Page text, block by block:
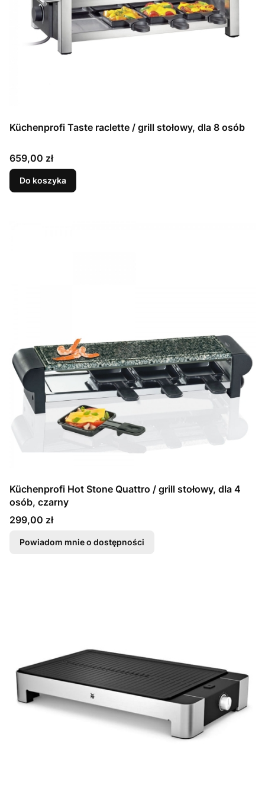
Küchenprofi Taste raclette / grill stołowy, dla 8 osób
Cena
659,00 zł
Do koszyka
Küchenprofi Hot Stone Quattro / grill stołowy, dla 4
osób, czarny
Cena
299,00 zł
Powiadom mnie o dostępności